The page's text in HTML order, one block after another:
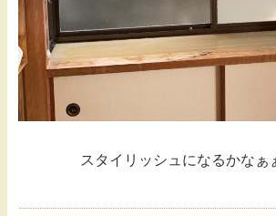
スタイリッシュになるかなぁ